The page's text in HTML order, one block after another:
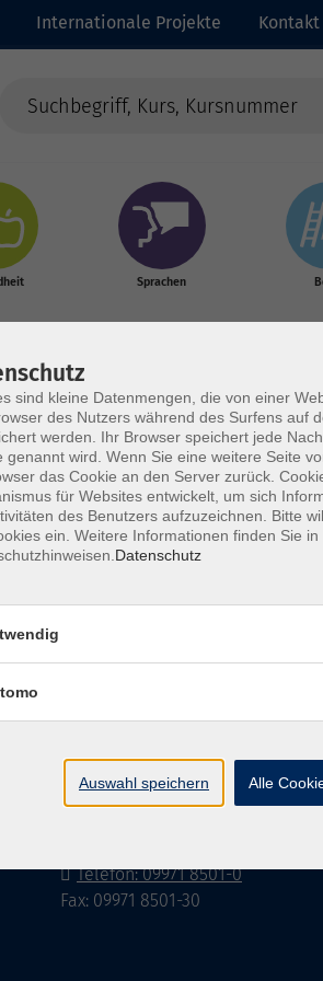
Internationale Projekte Kontakt
Sprachen
Pfarrer-Seidl-Str. 1
93413 Cham
Telefon: 09971 8501-0
Fax: 09971 8501-30
sind kleine Datenmengen, die von einer
des Nutzers während des Surfens auf
werden. Ihr Browser speichert jede
genannt wird. Wenn Sie eine weitere Seite
das Cookie an den Server zurück.
für Websites entwickelt, um sich
des Benutzers aufzuzeichnen. Bitte
ein. Weitere Informationen finden Sie in
Datenschutz
Auswahl speichern Alle